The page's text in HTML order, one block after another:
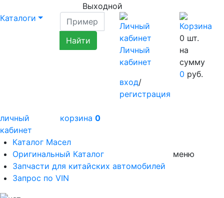
Выходной
Каталоги
Личный
кабинет
вход/
регистрация
0 шт.
на
сумму
0 руб.
личный
кабинет
корзина 0
Каталог Масел
Оригинальный Каталог
Запчасти для китайских автомобилей
Запрос по VIN
меню